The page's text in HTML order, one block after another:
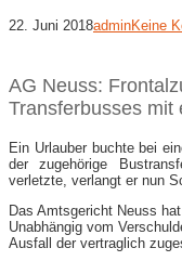
22. Juni 2018adminKeine
AG Neuss:
Transferbusses mit
Ein Urlauber buchte bei
der zugehörige
verletzte, verlangt er nun
Das Amtsgericht Neuss
Unabhängig vom
Ausfall der vertraglich